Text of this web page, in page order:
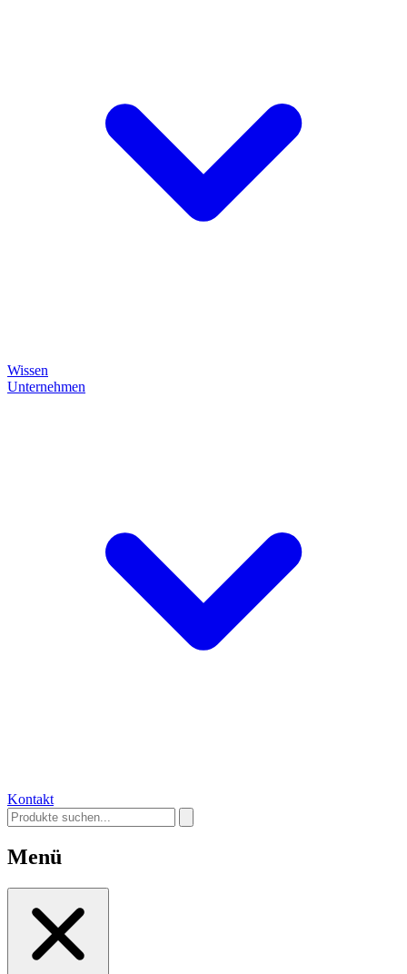
Wissen
Unternehmen
Kontakt
Menü